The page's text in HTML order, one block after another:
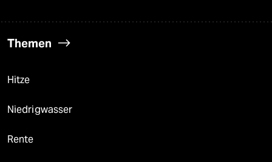
Themen
Hitze
Niedrigwasser
Rente